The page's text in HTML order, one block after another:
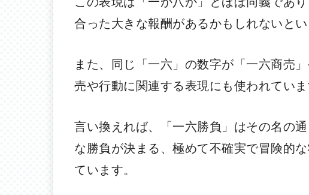
合った大きな報酬があるかもしれないと
また、同じ「一六」の数字が「一六商売
売や行動に関連する表現にも使われていま
言い換えれば、「一六勝負」はその名の
な勝負が決まる、極めて不確実で冒険的
ています。